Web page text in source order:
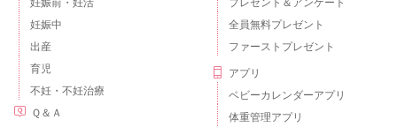
妊娠中
出産
育児
不妊・不妊治療
Ｑ＆Ａ
全員無料プレゼント
ファーストプレゼント
アプリ
ベビーカレンダーアプリ
体重管理アプリ